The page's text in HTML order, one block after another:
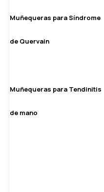
Muñequeras para Síndrome
de Quervain
Muñequeras para Tendinitis
de mano